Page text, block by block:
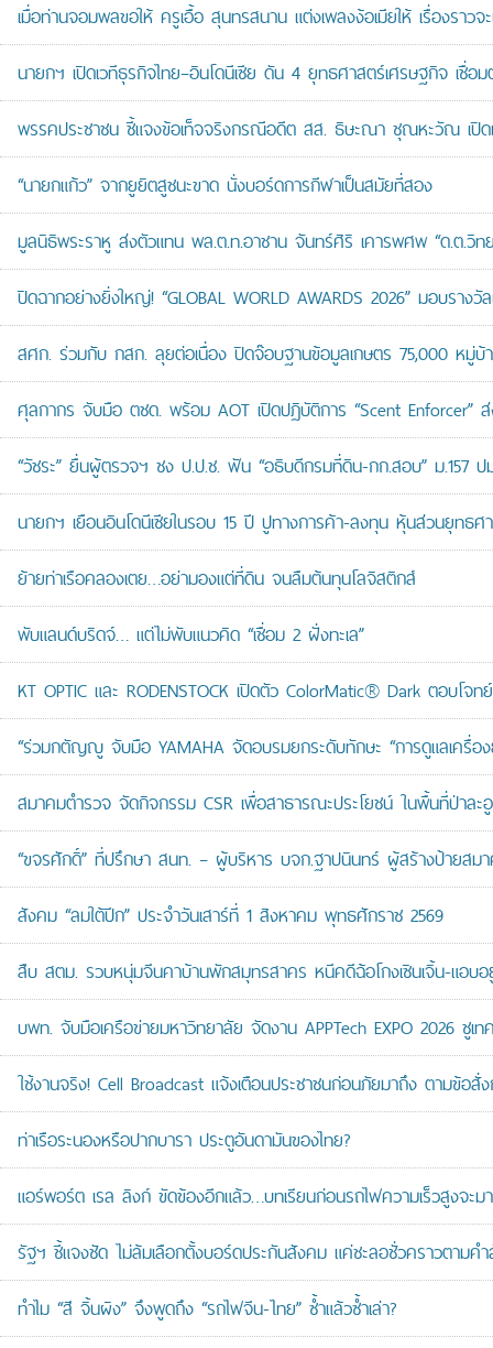
เมื่อท่านจอมพลขอให้ ครูเอื้อ สุนทรสนาน แต่งเพลงง้อเมียให้ เรื่องราวจะ
นายกฯ เปิดเวทีธุรกิจไทย–อินโดนีเซีย ดัน 4 ยุทธศาสตร์เศรษฐกิจ เ
พรรคประชาชน ชี้แจงข้อเท็จจริงกรณีอดีต สส. ธิษะณา ชุณหะวัณ เปิด
“นายกแก้ว” จากยูยิตสูชนะขาด นั่งบอร์ดการกีฬาเป็นสมัยที่สอง
มูลนิธิพระราหู ส่งตัวแทน พล.ต.ท.อาชาน จันทร์ศิริ เคารพศพ “ด.ต.วิท
ปิดฉากอย่างยิ่งใหญ่! “GLOBAL WORLD AWARDS 2026” มอบรา
สศก. ร่วมกับ กสก. ลุยต่อเนื่อง ปิดจ๊อบฐานข้อมูลเกษตร 75,000 หมู่
ศุลกากร จับมือ ตชด. พร้อม AOT เปิดปฏิบัติการ “Scent Enforcer”
“วัชระ” ยื่นผู้ตรวจฯ ชง ป.ป.ช. ฟัน “อธิบดีกรมที่ดิน-กก.สอบ” ม.157 ป
นายกฯ เยือนอินโดนีเซียในรอบ 15 ปี ปูทางการค้า-ลงทุน หุ้นส่วนยุทธศ
ย้ายท่าเรือคลองเตย…อย่ามองแต่ที่ดิน จนลืมต้นทุนโลจิสติกส์
พับแลนด์บริดจ์… แต่ไม่พับแนวคิด “เชื่อม 2 ฝั่งทะเล”
KT OPTIC และ RODENSTOCK เปิดตัว ColorMatic® Dark ตอบโจ
“ร่วมกตัญญู จับมือ YAMAHA จัดอบรมยกระดับทักษะ “การดูแลเครื่อ
สมาคมตำรวจ จัดกิจกรรม CSR เพื่อสาธารณะประโยชน์ ในพื้นที่ป่าละอู
“ขจรศักดิ์” ที่ปรึกษา สนท. – ผู้บริหาร บจก.ฐาปนินทร์ ผู้สร้างป้ายสม
สังคม “ลมใต้ปีก” ประจำวันเสาร์ที่ 1 สิงหาคม พุทธศักราช 2569
สืบ สตม. รวบหนุ่มจีนคาบ้านพักสมุทรสาคร หนีคดีฉ้อโกงเซินเจิ้น-แอบอ
บพท. จับมือเครือข่ายมหาวิทยาลัย จัดงาน APPTech EXPO 2026 ชูเ
ใช้งานจริง! Cell Broadcast แจ้งเตือนประชาชนก่อนภัยมาถึง ตามข้อสั่
ท่าเรือระนองหรือปากบารา ประตูอันดามันของไทย?
แอร์พอร์ต เรล ลิงก์ ขัดข้องอีกแล้ว…บทเรียนก่อนรถไฟความเร็วสูงจะม
รัฐฯ ชี้แจงชัด ไม่ล้มเลือกตั้งบอร์ดประกันสังคม แค่ชะลอชั่วคราวตามค
ทำไม “สี จิ้นผิง” จึงพูดถึง “รถไฟจีน-ไทย” ซ้ำแล้วซ้ำเล่า?